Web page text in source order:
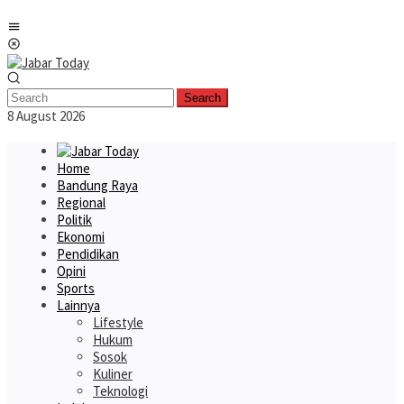
to
content
Search
8 August 2026
Home
Bandung Raya
Regional
Politik
Ekonomi
Pendidikan
Opini
Sports
Lainnya
Lifestyle
Hukum
Sosok
Kuliner
Teknologi